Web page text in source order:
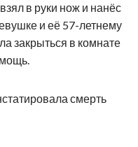
в руки нож и нанёс
и её 57-летнему
закрыться в комнате
смерть